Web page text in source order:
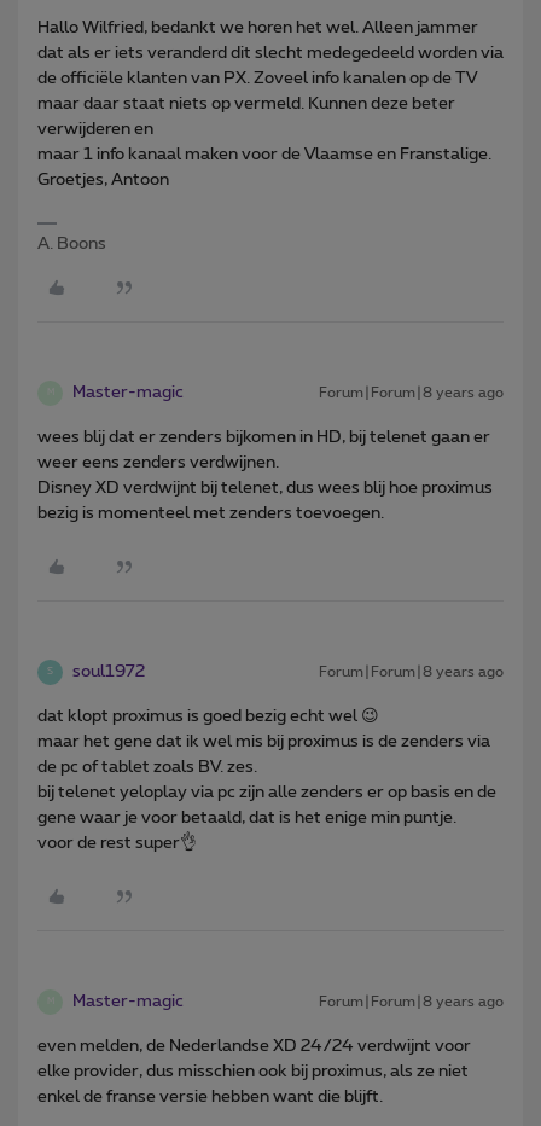
Hallo Wilfried, bedankt we horen het wel. Alleen jammer
dat als er iets veranderd dit slecht medegedeeld worden via
de officiële klanten van PX. Zoveel info kanalen op de TV
maar daar staat niets op vermeld. Kunnen deze beter
verwijderen en
maar 1 info kanaal maken voor de Vlaamse en Franstalige.
Groetjes, Antoon
A. Boons
Master-magic Forum|Forum|8 years ago
wees blij dat er zenders bijkomen in HD, bij telenet gaan er
weer eens zenders verdwijnen.
Disney XD verdwijnt bij telenet, dus wees blij hoe proximus
bezig is momenteel met zenders toevoegen.
S soul1972 Forum|Forum|8 years ago
dat klopt proximus is goed bezig echt wel 😉
maar het gene dat ik wel mis bij proximus is de zenders via
de pc of tablet zoals BV. zes.
bij telenet yeloplay via pc zijn alle zenders er op basis en de
gene waar je voor betaald, dat is het enige min puntje.
voor de rest super👌
Master-magic Forum|Forum|8 years ago
even melden, de Nederlandse XD 24/24 verdwijnt voor
elke provider, dus misschien ook bij proximus, als ze niet
enkel de franse versie hebben want die blijft.